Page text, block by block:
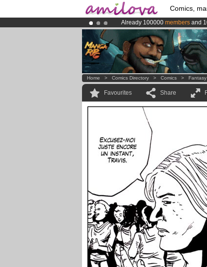
Comics,
Already 100000 members and
Premium membership from
AmilovaKickstarter is now LIVE!.
Home > Comics Directory > Comics >
Favourites Share